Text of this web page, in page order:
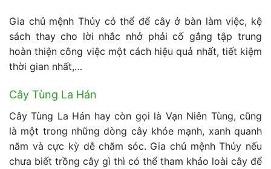
Gia chủ mệnh Thủy có thể để cây ở bàn làm việc, kệ
sách thay cho lời nhắc nhở phải cố gắng tập trung
hoàn thiện công việc một cách hiệu quả nhất, tiết kiệm
thời gian nhất,…
Cây Tùng La Hán
Cây Tùng La Hán hay còn gọi là Vạn Niên Tùng, cũng
là một trong những dòng cây khỏe mạnh, xanh quanh
năm và cực kỳ dễ chăm sóc. Gia chủ mệnh Thủy nếu
chưa biết trồng cây gì thì có thể tham khảo loài cây để